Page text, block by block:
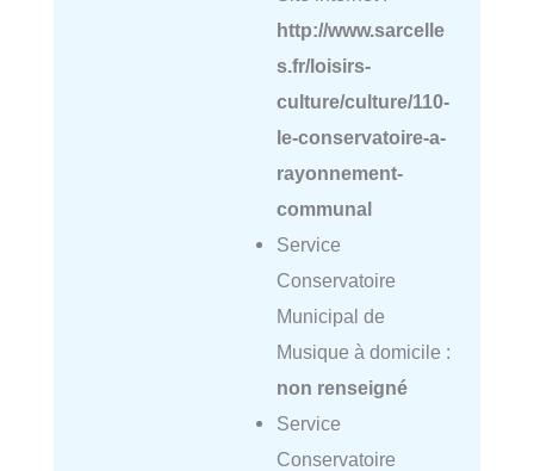
http://www.sarcelle
s.fr/loisirs-
culture/culture/110-
le-conservatoire-a-
rayonnement-
communal
Service
Conservatoire
Municipal de
Musique à domicile :
non renseigné
Service
Conservatoire